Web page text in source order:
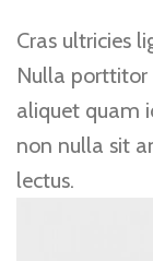
Cras ultricies
Nulla porttitor
aliquet quam
non nulla sit
lectus.